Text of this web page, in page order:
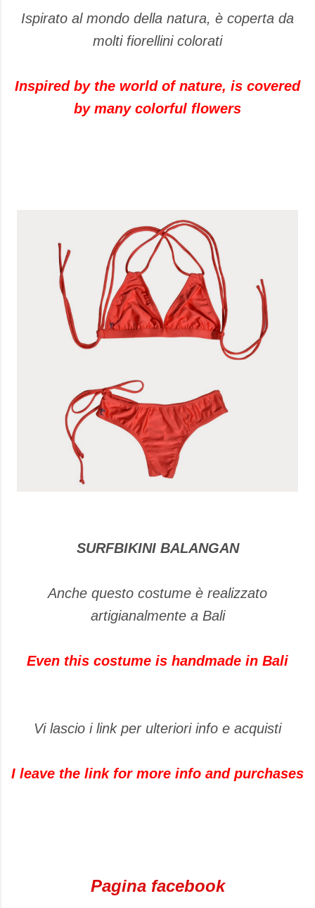
Ispirato al mondo della natura, è coperta da
molti fiorellini colorati
Inspired by the world of nature, is covered
by many colorful flowers
SURFBIKINI BALANGAN
Anche questo costume è realizzato
artigianalmente a Bali
Even this costume is handmade in Bali
Vi lascio i link per ulteriori info e acquisti
I leave the link for more info and purchases
Pagina facebook